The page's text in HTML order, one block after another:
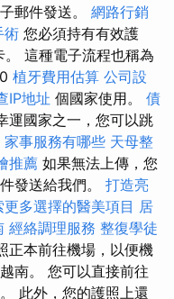
郵件發送。 網路行銷
術 您必須持有有效護
這種電子流程也稱為
植牙費用估算 公司設
IP地址 個國家使用。 債
運國家之一，您可以跳
家事服務有哪些 天母整
推薦 如果無法上傳，您
發送給我們。 打造亮
更多選擇的醫美項目 居
經絡調理服務 整復學徒
正本前往機場，以便機
南。 您可以直接前往
此外，您的護照上還